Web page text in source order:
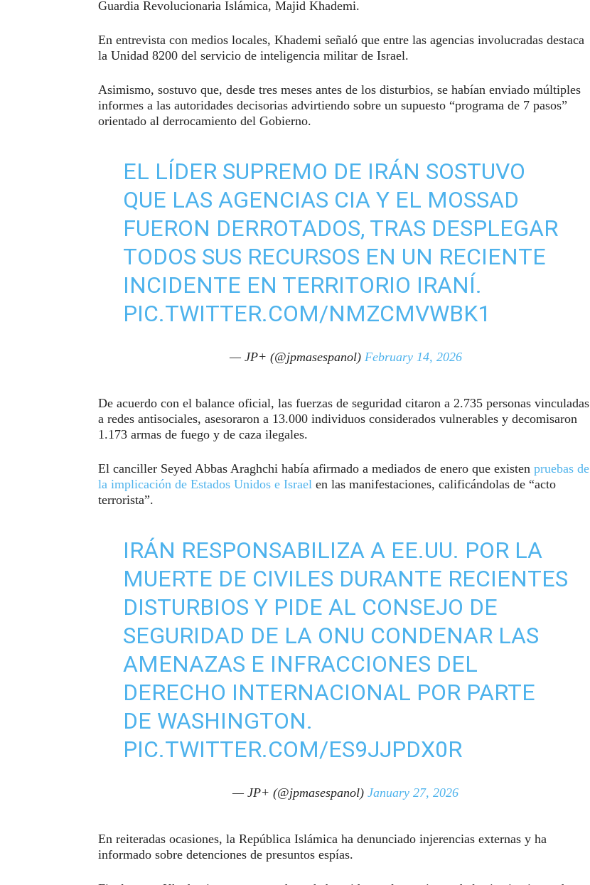
Guardia Revolucionaria Islámica, Majid Khademi.
En entrevista con medios locales, Khademi señaló que entre las agencias involucradas destaca
la Unidad 8200 del servicio de inteligencia militar de Israel.
Asimismo, sostuvo que, desde tres meses antes de los disturbios, se habían enviado múltiples
informes a las autoridades decisorias advirtiendo sobre un supuesto “programa de 7 pasos”
orientado al derrocamiento del Gobierno.
EL LÍDER SUPREMO DE IRÁN SOSTUVO
QUE LAS AGENCIAS CIA Y EL MOSSAD
FUERON DERROTADOS, TRAS DESPLEGAR
TODOS SUS RECURSOS EN UN RECIENTE
INCIDENTE EN TERRITORIO IRANÍ.
PIC.TWITTER.COM/NMZCMVWBK1
— JP+ (@jpmasespanol) February 14, 2026
De acuerdo con el balance oficial, las fuerzas de seguridad citaron a 2.735 personas vinculadas
a redes antisociales, asesoraron a 13.000 individuos considerados vulnerables y decomisaron
1.173 armas de fuego y de caza ilegales.
El canciller Seyed Abbas Araghchi había afirmado a mediados de enero que existen pruebas de
la implicación de Estados Unidos e Israel en las manifestaciones, calificándolas de “acto
terrorista”.
IRÁN RESPONSABILIZA A EE.UU. POR LA
MUERTE DE CIVILES DURANTE RECIENTES
DISTURBIOS Y PIDE AL CONSEJO DE
SEGURIDAD DE LA ONU CONDENAR LAS
AMENAZAS E INFRACCIONES DEL
DERECHO INTERNACIONAL POR PARTE
DE WASHINGTON.
PIC.TWITTER.COM/ES9JJPDX0R
— JP+ (@jpmasespanol) January 27, 2026
En reiteradas ocasiones, la República Islámica ha denunciado injerencias externas y ha
informado sobre detenciones de presuntos espías.